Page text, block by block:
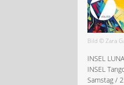
Bild © Zara
INSEL
INSEL
Samstag /